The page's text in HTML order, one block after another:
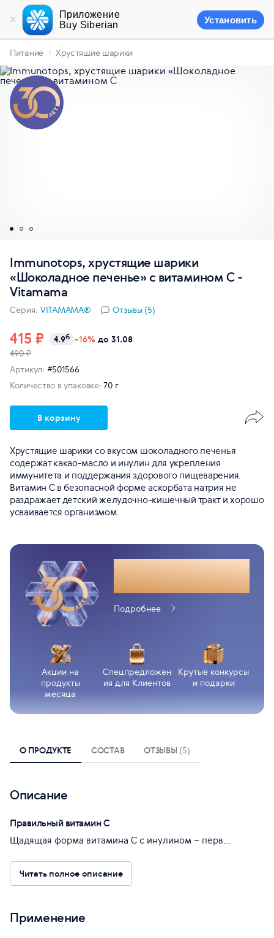
Приложение
Buy Siberian
Установить
Питание Хрустящие шарики
Immunotops, хрустящие шарики
«Шоколадное печенье» с витамином С -
Vitamama
Серия: VITAMAMA® Отзывы (5)
Хрустящие шарики со вкусом шоколадного печенья
содержат какао-масло и инулин для укрепления
иммунитета и поддержания здорового пищеварения.
Витамин C в безопасной форме аскорбата натрия не
раздражает детский желудочно-кишечный тракт и хорошо
усваивается организмом.
415 ₽
490 ₽
4.9б -16% до 31.08
Артикул: #501566
Количество в упаковке: 70 г
В корзину
Юбилейный год
Siberian Wellness
Подробнее
Акции на
продукты
месяца
Спецпредложен
ия для Клиентов
Крутые конкурсы
и подарки
О ПРОДУКТЕ СОСТАВ ОТЗЫВЫ (5)
Описание
Правильный витамин С
Щадящая форма витамина С с инулином – перв...
Читать полное описание
Применение